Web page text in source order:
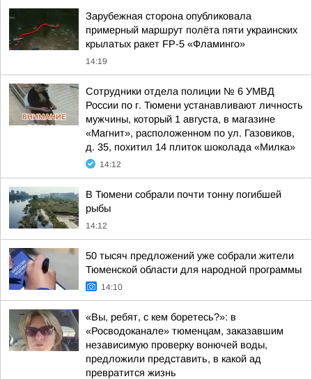
Зарубежная сторона опубликовала
примерный маршрут полёта пяти украинских
крылатых ракет FP-5 «Фламинго»
14:19
Сотрудники отдела полиции № 6 УМВД
России по г. Тюмени устанавливают личность
мужчины, который 1 августа, в магазине
«Магнит», расположенном по ул. Газовиков,
д. 35, похитил 14 плиток шоколада «Милка»
14:12
В Тюмени собрали почти тонну погибшей
рыбы
14:12
50 тысяч предложений уже собрали жители
Тюменской области для народной программы
14:10
«Вы, ребят, с кем боретесь?»: в
«Росводоканале» тюменцам, заказавшим
независимую проверку вонючей воды,
предложили представить, в какой ад
превратится жизнь